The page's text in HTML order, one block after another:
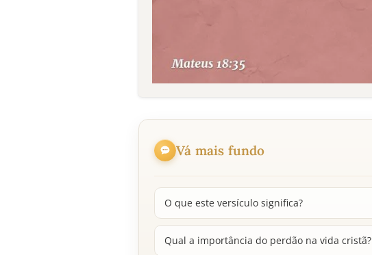
Vá mais fundo
O que este versículo significa?
Qual a importância do perdão na vida cristã?